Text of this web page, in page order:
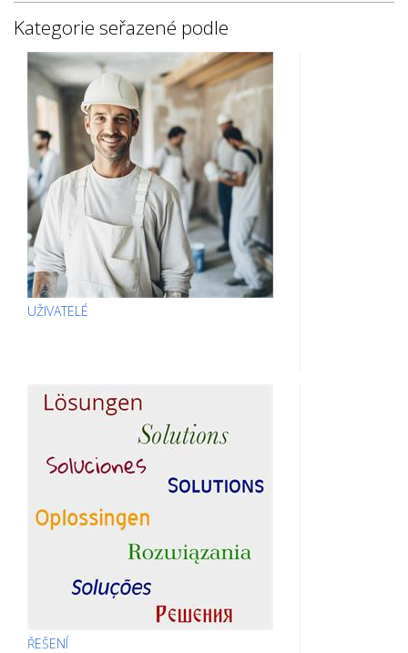
Kategorie seřazené podle
UŽIVATELÉ
ŘEŠENÍ